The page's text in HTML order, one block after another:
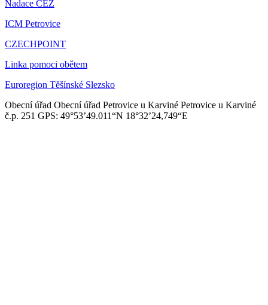
Nadace ČEZ
ICM Petrovice
CZECHPOINT
Linka pomoci obětem
Euroregion Těšínské Slezsko
Obecní úřad Obecní úřad Petrovice u Karviné Petrovice u Karviné
č.p. 251 GPS: 49°53’49.011“N 18°32’24,749“E